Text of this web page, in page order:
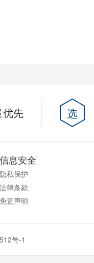
优先 选
信息安全
隐私保护
法律条款
免责声明
号-1